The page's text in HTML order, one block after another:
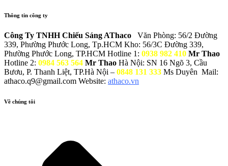
Thông tin công ty
Công Ty TNHH Chiếu Sáng AThaco
Văn Phòng: 56/2 Đường
339, Phường Phước Long, Tp.HCM Kho: 56/3C Đường 339,
Phường Phước Long, TP.HCM Hotline 1: 0938 982 410 Mr Thao
Hotline 2: 0984 563 564 Mr Thao Hà Nội: SN 16 Ngõ 3, Cầu
Bươu, P. Thanh Liệt, TP.Hà Nội – 0848 131 333 Ms Duyên Mail:
athaco.q9@gmail.com Website: athaco.vn
Về chúng tôi